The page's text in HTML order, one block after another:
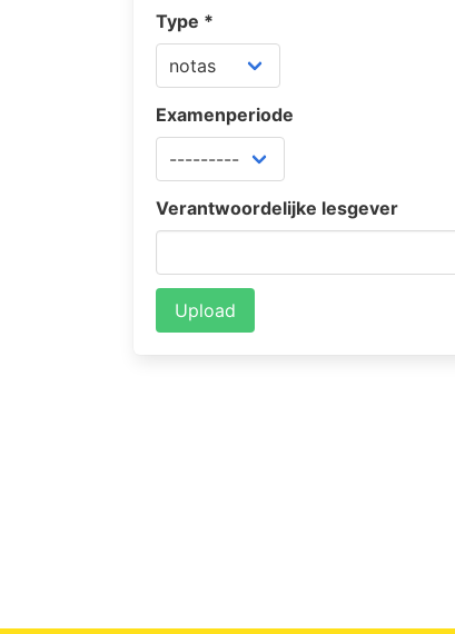
Type *
Examenperiode
Verantwoordelijke lesgever
Upload